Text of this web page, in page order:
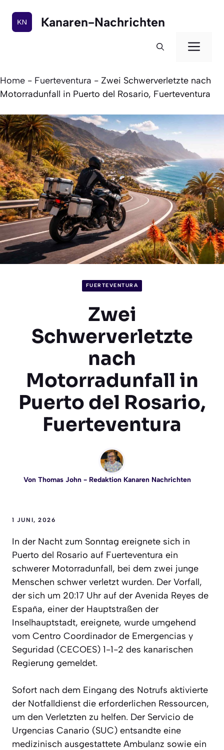
Inhalt
springen
Kanaren-Nachrichten
Home - Fuerteventura - Zwei Schwerverletzte nach
Motorradunfall in Puerto del Rosario, Fuerteventura
FUERTEVENTURA
Zwei
Schwerverletzte
nach
Motorradunfall in
Puerto del Rosario,
Fuerteventura
Von Thomas John- Redaktion Kanaren Nachrichten
1 JUNI, 2026
In der Nacht zum Sonntag ereignete sich in
Puerto del Rosario auf Fuerteventura ein
schwerer Motorradunfall, bei dem zwei junge
Menschen schwer verletzt wurden. Der Vorfall,
der sich um 20:17 Uhr auf der Avenida Reyes de
España, einer der Hauptstraßen der
Inselhauptstadt, ereignete, wurde umgehend
vom Centro Coordinador de Emergencias y
Seguridad (CECOES) 1-1-2 des kanarischen
Regierung gemeldet.
Sofort nach dem Eingang des Notrufs aktivierte
der Notfalldienst die erforderlichen Ressourcen,
um den Verletzten zu helfen. Der Servicio de
Urgencias Canario (SUC) entsandte eine
medizinisch ausgestattete Ambulanz sowie ein